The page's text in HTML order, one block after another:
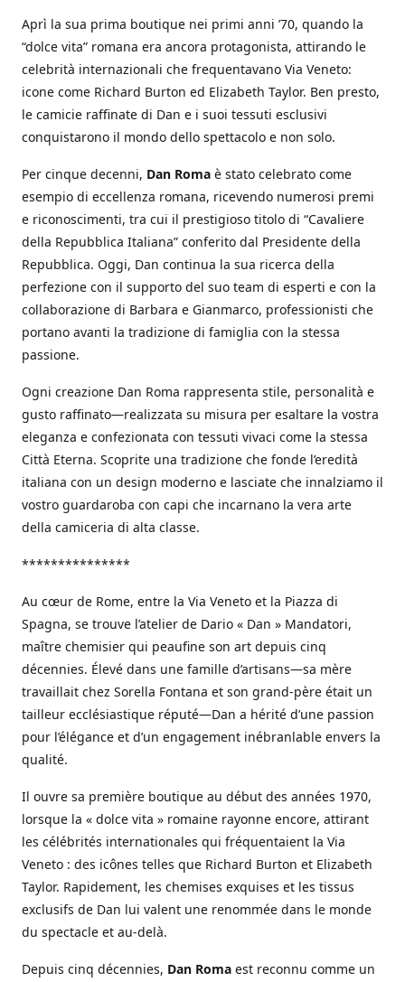
Aprì la sua prima boutique nei primi anni ’70, quando la
“dolce vita” romana era ancora protagonista, attirando le
celebrità internazionali che frequentavano Via Veneto:
icone come Richard Burton ed Elizabeth Taylor. Ben presto,
le camicie raffinate di Dan e i suoi tessuti esclusivi
conquistarono il mondo dello spettacolo e non solo.
Per cinque decenni, Dan Roma è stato celebrato come
esempio di eccellenza romana, ricevendo numerosi premi
e riconoscimenti, tra cui il prestigioso titolo di “Cavaliere
della Repubblica Italiana” conferito dal Presidente della
Repubblica. Oggi, Dan continua la sua ricerca della
perfezione con il supporto del suo team di esperti e con la
collaborazione di Barbara e Gianmarco, professionisti che
portano avanti la tradizione di famiglia con la stessa
passione.
Ogni creazione Dan Roma rappresenta stile, personalità e
gusto raffinato—realizzata su misura per esaltare la vostra
eleganza e confezionata con tessuti vivaci come la stessa
Città Eterna. Scoprite una tradizione che fonde l’eredità
italiana con un design moderno e lasciate che innalziamo il
vostro guardaroba con capi che incarnano la vera arte
della camiceria di alta classe.
***************
Au cœur de Rome, entre la Via Veneto et la Piazza di
Spagna, se trouve l’atelier de Dario « Dan » Mandatori,
maître chemisier qui peaufine son art depuis cinq
décennies. Élevé dans une famille d’artisans—sa mère
travaillait chez Sorella Fontana et son grand-père était un
tailleur ecclésiastique réputé—Dan a hérité d’une passion
pour l’élégance et d’un engagement inébranlable envers la
qualité.
Il ouvre sa première boutique au début des années 1970,
lorsque la « dolce vita » romaine rayonne encore, attirant
les célébrités internationales qui fréquentaient la Via
Veneto : des icônes telles que Richard Burton et Elizabeth
Taylor. Rapidement, les chemises exquises et les tissus
exclusifs de Dan lui valent une renommée dans le monde
du spectacle et au-delà.
Depuis cinq décennies, Dan Roma est reconnu comme un